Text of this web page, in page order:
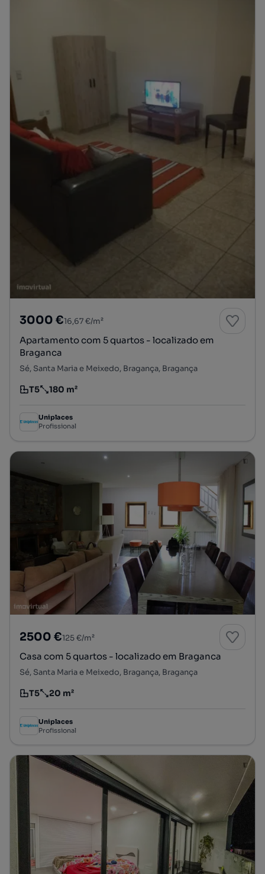
3000 €16,67 €/m²
Apartamento com 5 quartos - localizado em
Braganca
Sé, Santa Maria e Meixedo, Bragança, Bragança
Tipologia
T5
Preço por metro quadrado
180 m²
Uniplaces
Profissional
2500 €125 €/m²
Casa com 5 quartos - localizado em Braganca
Sé, Santa Maria e Meixedo, Bragança, Bragança
Tipologia
T5
Preço por metro quadrado
20 m²
Uniplaces
Profissional